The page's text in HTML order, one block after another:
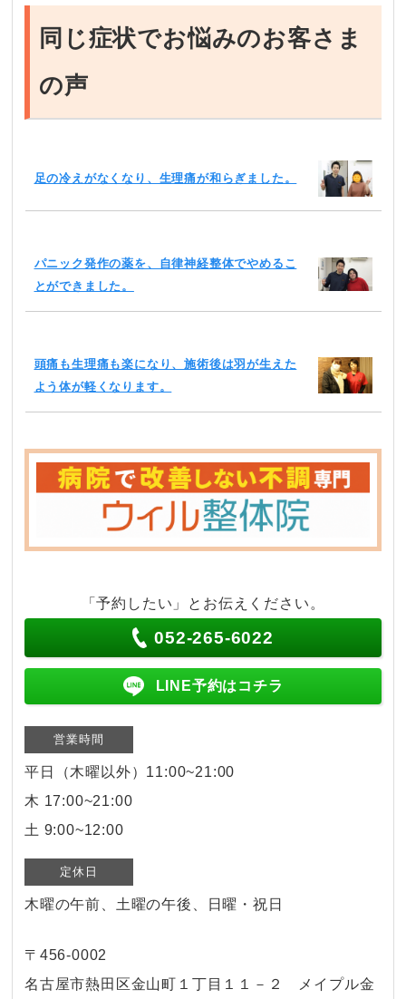
同じ症状でお悩みのお客さま
の声
足の冷えがなくなり、生理痛が和らぎました。
パニック発作の薬を、自律神経整体でやめるこ
とができました。
頭痛も生理痛も楽になり、施術後は羽が生えた
よう体が軽くなります。
「予約したい」とお伝えください。
052-265-6022
LINE予約はコチラ
営業時間
平日（木曜以外）11:00~21:00
木 17:00~21:00
土 9:00~12:00
定休日
木曜の午前、土曜の午後、日曜・祝日
〒456-0002
名古屋市熱田区金山町１丁目１１－２ メイプル金